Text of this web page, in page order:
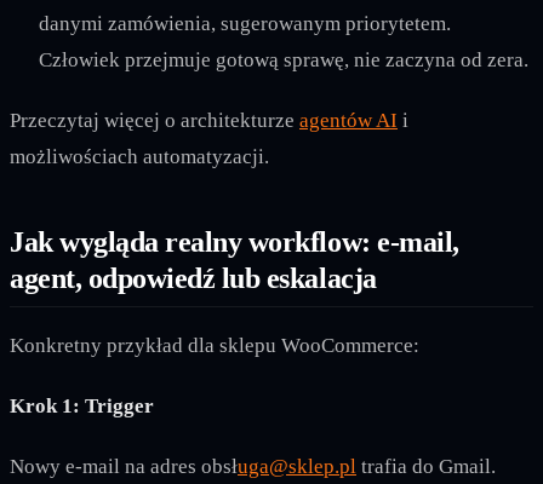
danymi zamówienia, sugerowanym priorytetem.
Człowiek przejmuje gotową sprawę, nie zaczyna od zera.
Przeczytaj więcej o architekturze agentów AI i
możliwościach automatyzacji.
Jak wygląda realny workflow: e-mail,
agent, odpowiedź lub eskalacja
Konkretny przykład dla sklepu WooCommerce:
Krok 1: Trigger
Nowy e-mail na adres obsługa@sklep.pl trafia do Gmail.